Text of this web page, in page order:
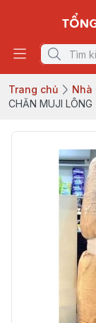
Trang chủ Nhà
CHĂN MUJI